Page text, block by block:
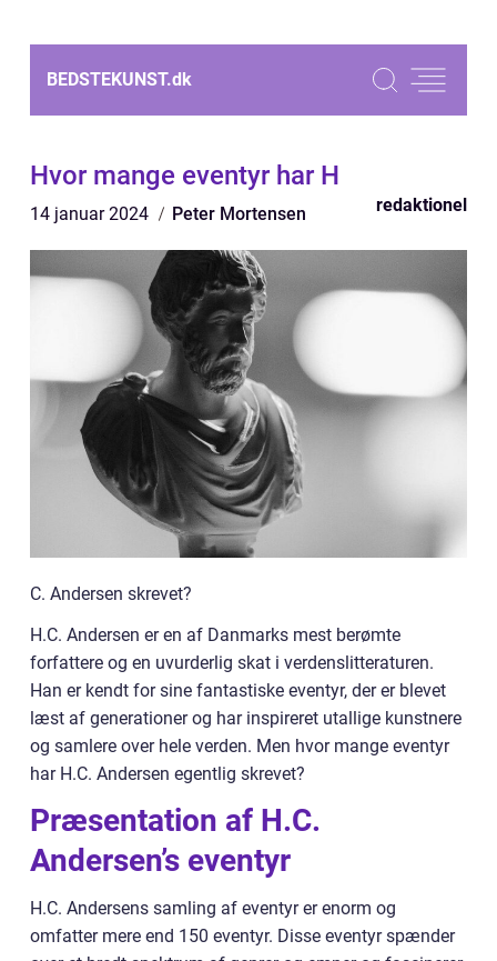
BEDSTEKUNST.dk
Hvor mange eventyr har H
14 januar 2024 Peter Mortensen redaktionel
C. Andersen skrevet?
H.C. Andersen er en af Danmarks mest berømte
forfattere og en uvurderlig skat i verdenslitteraturen.
Han er kendt for sine fantastiske eventyr, der er blevet
læst af generationer og har inspireret utallige kunstnere
og samlere over hele verden. Men hvor mange eventyr
har H.C. Andersen egentlig skrevet?
Præsentation af H.C.
Andersen’s eventyr
H.C. Andersens samling af eventyr er enorm og
omfatter mere end 150 eventyr. Disse eventyr spænder